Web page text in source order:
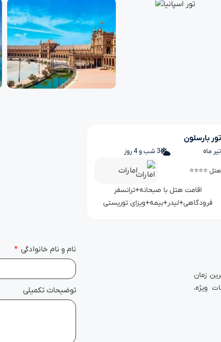
تور بارسلون
تیر ماه 3 شب و 4 روز
هتل ⭐⭐⭐⭐ امارات
اقامت هتل با صبحانه+ترانسفر
فرودگاهی+لیدر+بیمه+ویزای توریستی
زمان
ویژه،
نام و نام خانوادگی
توضیحات تکمیلی